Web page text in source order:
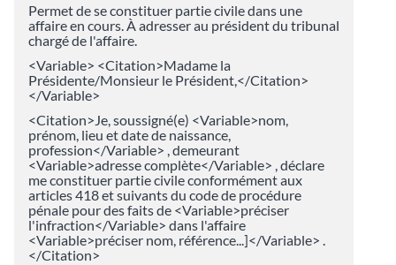
Permet de se constituer partie civile dans une
affaire en cours. À adresser au président du tribunal
chargé de l'affaire.
<Variable> <Citation>Madame la
Présidente/Monsieur le Président,</Citation>
</Variable>
<Citation>Je, soussigné(e) <Variable>nom,
prénom, lieu et date de naissance,
profession</Variable> , demeurant
<Variable>adresse complète</Variable> , déclare
me constituer partie civile conformément aux
articles 418 et suivants du code de procédure
pénale pour des faits de <Variable>préciser
l'infraction</Variable> dans l'affaire
<Variable>préciser nom, référence...]</Variable> .
</Citation>